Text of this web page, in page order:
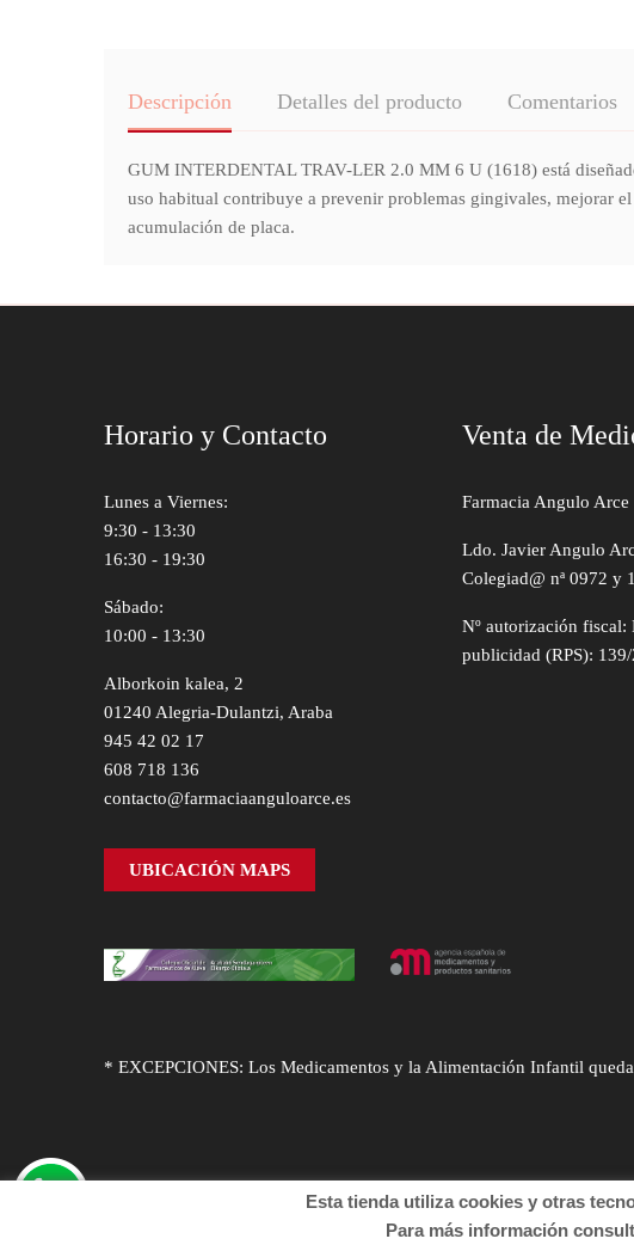
Descripción Detalles del producto Comentarios
GUM INTERDENTAL TRAV-LER 2.0 MM 6 U (1618) está
uso habitual contribuye a prevenir problemas gingivales, mejorar
acumulación de placa.
Horario y Contacto
Lunes a Viernes:
9:30 - 13:30
16:30 - 19:30
Sábado:
10:00 - 13:30
Alborkoin kalea, 2
01240 Alegria-Dulantzi, Araba
945 42 02 17
608 718 136
contacto@farmaciaanguloarce.es
UBICACIÓN MAPS
Venta de
Farmacia Angulo
Ldo. Javier Angulo
Colegiad@ nª 0972 y
Nº autorización fiscal:
publicidad (RPS): 139/
* EXCEPCIONES: Los Medicamentos y la Alimentación Infantil
Esta tienda utiliza cookies y otras
Para más información
DTD Soluciones. Derechos de autor